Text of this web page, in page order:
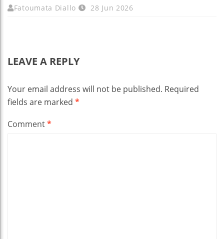
Fatoumata Diallo 28 Jun 2026
LEAVE A REPLY
Your email address will not be published. Required
fields are marked *
Comment*